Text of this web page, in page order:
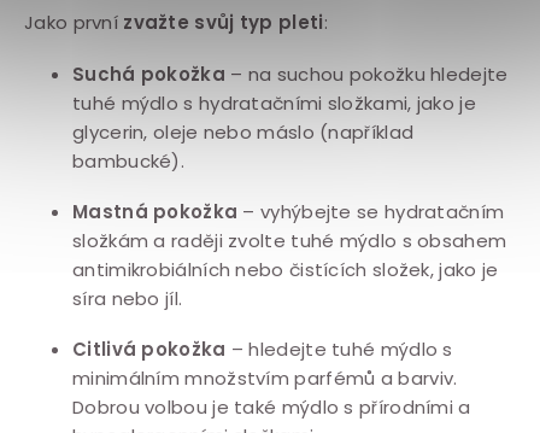
Jako první zvažte svůj typ pleti:
Suchá pokožka – na suchou pokožku hledejte
tuhé mýdlo s hydratačními složkami, jako je
glycerin, oleje nebo máslo (například
bambucké).
Mastná pokožka – vyhýbejte se hydratačním
složkám a raději zvolte tuhé mýdlo s obsahem
antimikrobiálních nebo čistících složek, jako je
síra nebo jíl.
Citlivá pokožka – hledejte tuhé mýdlo s
minimálním množstvím parfémů a barviv.
Dobrou volbou je také mýdlo s přírodními a